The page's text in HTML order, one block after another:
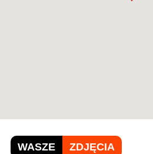
WASZE ZDJĘCIA